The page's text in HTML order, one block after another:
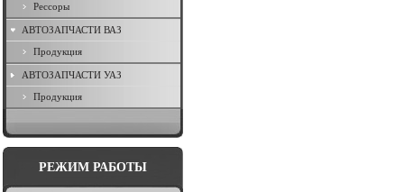
Рессоры
АВТОЗАПЧАСТИ ВАЗ
Продукция
АВТОЗАПЧАСТИ УАЗ
Продукция
РЕЖИМ РАБОТЫ